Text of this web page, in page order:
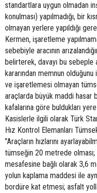
standartlara uygun olmadan
konulması) yapılmadığı, bir
olmayan yerlere yapıldığı
Kermen, işaretleme
sebebiyle aracının
belirterek, davayı bu sebeple
kararından memnun
ve işaretlemesi olmayan
araçlarda büyük maddi hasar
kafalarına göre buldukları
Kasislerle ilgili olarak Türk
Hız Kontrol Elemanları
"Araçların hızlarını
tümseğin 20 metrede
mesafesine bağlı olarak 3,6
yolun kaplama maddesi ile
bordüre kat etmesi; asfalt